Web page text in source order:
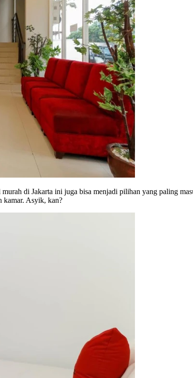
di Jakarta ini juga bisa menjadi pilihan yang paling
kamar. Asyik, kan?